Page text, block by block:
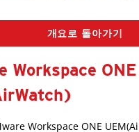
개요로 돌아가기
Workspace ONE
Workspace ONE